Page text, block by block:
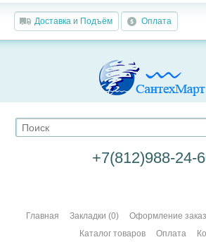
Доставка и Подъём Оплата
+7(812)988-24-
Главная Закладки (0) Оформление
Каталог товаров
Оплата